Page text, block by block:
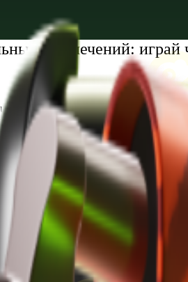
развлечений:
300464601, Georgia, City
что вам исполнилось 18